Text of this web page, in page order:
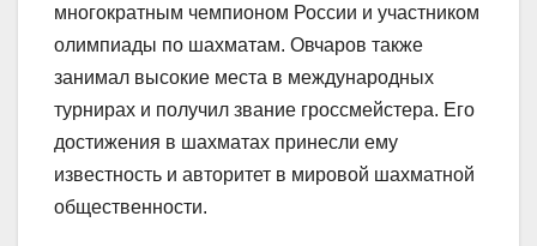
многократным чемпионом России и участником
олимпиады по шахматам. Овчаров также
занимал высокие места в международных
турнирах и получил звание гроссмейстера. Его
достижения в шахматах принесли ему
известность и авторитет в мировой шахматной
общественности.